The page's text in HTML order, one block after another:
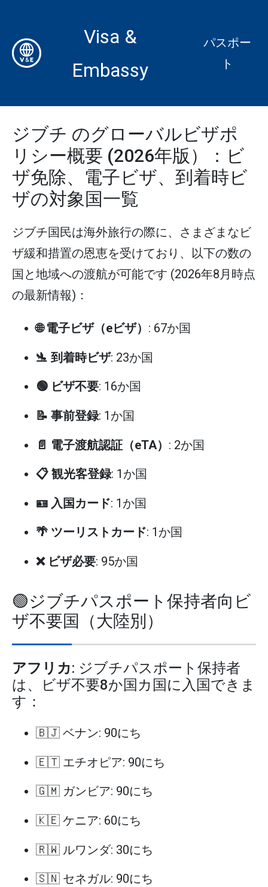
Visa &
Embassy
パスポー
ト
ジブチ のグローバルビザポ
リシー概要 (2026年版）：ビ
ザ免除、電子ビザ、到着時ビ
ザの対象国一覧
ジブチ国民は海外旅行の際に、さまざまなビ
ザ緩和措置の恩恵を受けており、以下の数の
国と地域への渡航が可能です (2026年8月時点
の最新情報)：
🌐 電子ビザ（eビザ） : 67か国
🛬 到着時ビザ: 23か国
🟢 ビザ不要: 16か国
📝 事前登録: 1か国
📄 電子渡航認証（eTA） : 2か国
📋 観光客登録: 1か国
🪪 入国カード: 1か国
🌴 ツーリストカード: 1か国
❌ ビザ必要: 95か国
🟢ジブチパスポート保持者向ビ
ザ不要国（大陸別）
アフリカ: ジブチパスポート保持者
は、ビザ不要8か国カ国に入国できま
す：
🇧🇯 ベナン: 90にち
🇪🇹 エチオピア: 90にち
🇬🇲 ガンビア: 90にち
🇰🇪 ケニア: 60にち
🇷🇼 ルワンダ: 30にち
🇸🇳 セネガル: 90にち